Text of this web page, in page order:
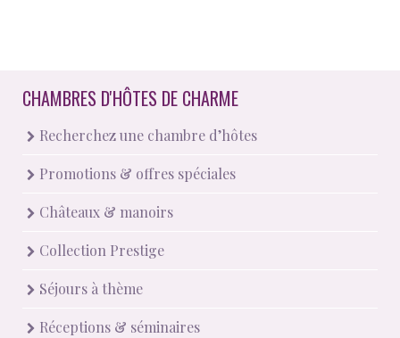
CHAMBRES D'HÔTES DE CHARME
Recherchez une chambre d’hôtes
Promotions & offres spéciales
Châteaux & manoirs
Collection Prestige
Séjours à thème
Réceptions & séminaires